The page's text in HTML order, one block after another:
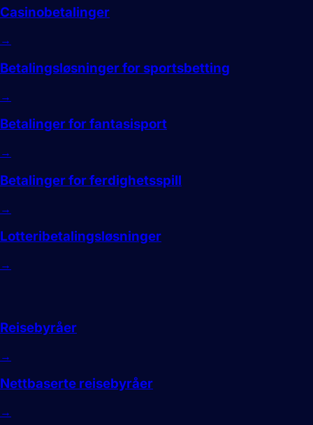
Casinobetalinger
→
Betalingsløsninger for sportsbetting
→
Betalinger for fantasisport
→
Betalinger for ferdighetsspill
→
Lotteribetalingsløsninger
→
Reisebyråer
→
Nettbaserte reisebyråer
→